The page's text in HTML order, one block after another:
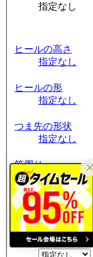
指定なし
ヒールの高さ
指定なし
ヒールの形
指定なし
つま先の形状
指定なし
筒周り
指定なし
素材
指定なし
割引率